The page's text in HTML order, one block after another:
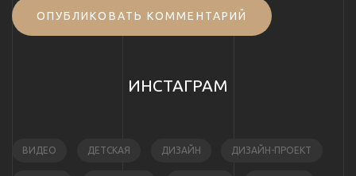
ОПУБЛИКОВАТЬ КОММЕНТАРИЙ
ИНСТАГРАМ
ВИДЕО ДЕТСКАЯ ДИЗАЙН ДИЗАЙН-ПРОЕКТ